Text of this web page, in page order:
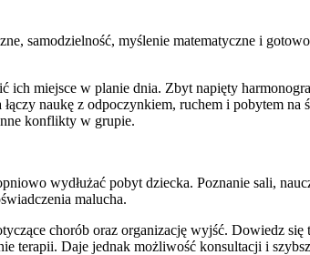
samodzielność, myślenie matematyczne i
miejsce w planie dnia. Zbyt napięty
naukę z odpoczynkiem, ruchem i pobytem
konflikty w grupie.
wydłużać pobyt dziecka. Poznanie sali,
malucha.
chorób oraz organizację wyjść. Dowiedz
terapii. Daje jednak możliwość konsultacji i